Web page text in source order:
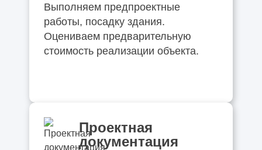
Выполняем предпроектные
работы, посадку здания.
Оцениваем предварительную
стоимость реализации объекта.
Проектная
документация